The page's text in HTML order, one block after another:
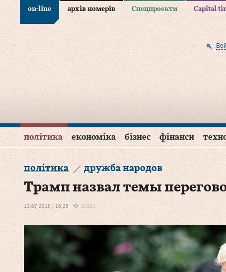
on-line архів номерів Спецпроекти Capital
політика економіка бізнес фінанси
політика дружба народов
Трамп назвал темы
13.07.2018 / 16:25 20293